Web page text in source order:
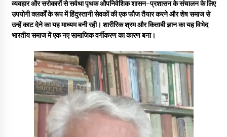
सर्व सेवा संघ मुख्यालय में मनाई गई ज्योति बा फुले जयंती
3 years ago
इतिहास बदलने के प्रयास का विरोध करना होगा
3 years ago
चाइनीज मस्ट गो
व्यवहार और सरोकारों से सर्वथा पृथक औपनिवेशिक शासन-प्रशासन के संचालन के लिए
उपयोगी क्लर्कों के रूप में हिंदुस्तानी सेवकों की एक फौज तैयार करने और शेष समाज से
उन्हें काट देने का यह माध्यम बनी रही। शारीरिक श्रम और किताबी ज्ञान का यह विभेद
भारतीय समाज में एक नए सामाजिक वर्गीकरण का कारण बना।